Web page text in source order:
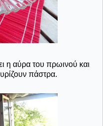
η αύρα του πρωινού και
πάστρα.